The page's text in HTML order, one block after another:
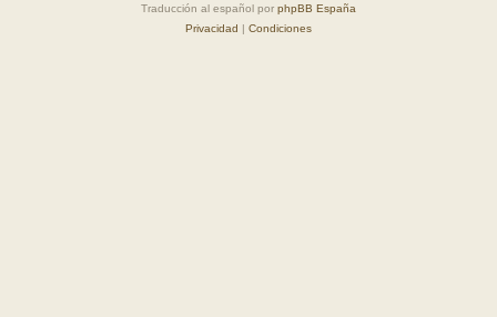
Traducción al español por phpBB España
Privacidad | Condiciones